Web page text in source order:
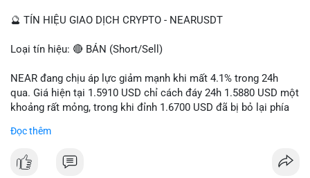
📰 Nguồn: Cointelegraph
🔮 TÍN HIỆU GIAO DỊCH CRYPTO - NEARUSDT
Loại tín hiệu: 🔴 BÁN (Short/Sell)
NEAR đang chịu áp lực giảm mạnh khi mất 4.1% trong 24h
qua. Giá hiện tại 1.5910 USD chỉ cách đáy 24h 1.5880 USD một
khoảng rất mỏng, trong khi đỉnh 1.6700 USD đã bị bỏ lại phía
kiểm soát hoàn toàn. Khối lượng giao dịch 10.29 triệu NEAR
tiếp diễn.
Đọc thêm